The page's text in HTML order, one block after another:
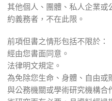
其他個人、團體、私人企業
約義務者，不在此限。
前項但書之情形包括不限於：
經由您書面同意。
法律明文規定。
為免除您生命、身體、自由或
與公務機關或學術研究機構合